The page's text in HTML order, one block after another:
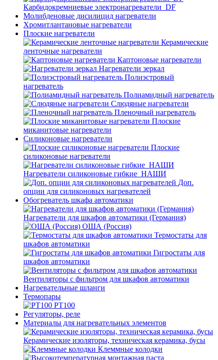
Карбидокремниевые электронагреватели_DF
Молибденовые дисилицид нагреватели
Хромитлантановые нагреватели
Плоские нагреватели
Керамические
ленточные нагреватели
Каптоновые нагреватели
Нагреватели зеркал
Полиэстровый
нагреватель
Полиамидный нагреватель
Слюдяные нагреватели
Пленочный нагреватель
Плоские
миканитовые нагреватели
Силиконовые нагреватели
Плоские
силиконовые нагреватели
Нагреватели силиконовые гибкие_НАШИ
Доп.
опции для силиконовых нагревателей
Обогреватель шкафа автоматики
Нагреватели для шкафов автоматики (Германия)
ОША (Россия)
Термостаты для
шкафов автоматики
Гигростаты для
шкафов автоматики
Вентиляторы с фильтром для шкафов автоматики
Нагревательные шланги
Термопары
PT100
Регуляторы, реле
Материалы для нагревательных элементов
Керамические изоляторы, техническая керамика, бусы
Клеммные колодки